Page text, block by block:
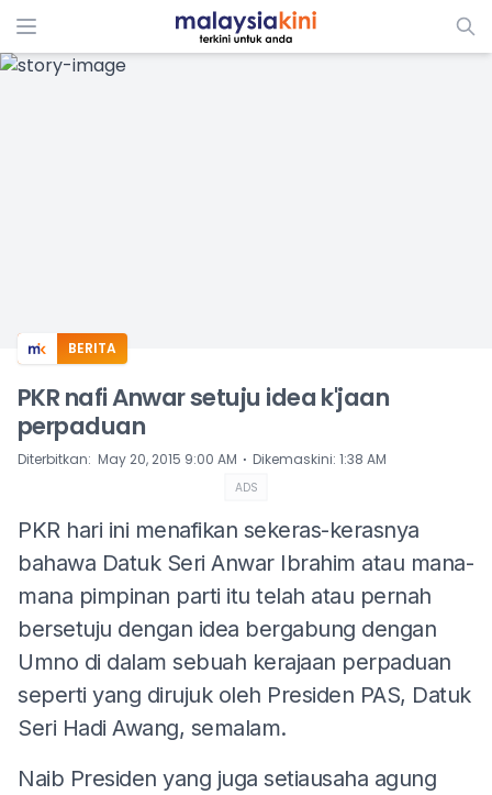
ADS
BERITA
PKR nafi Anwar setuju idea k'jaan
perpaduan
Diterbitkan: May 20, 2015 9:00 AM ⋅ Dikemaskini: 1:38 AM
ADS
PKR hari ini menafikan sekeras-kerasnya
bahawa Datuk Seri Anwar Ibrahim atau mana-
mana pimpinan parti itu telah atau pernah
bersetuju dengan idea bergabung dengan
Umno di dalam sebuah kerajaan perpaduan
seperti yang dirujuk oleh Presiden PAS, Datuk
Seri Hadi Awang, semalam.
Naib Presiden yang juga setiausaha agung